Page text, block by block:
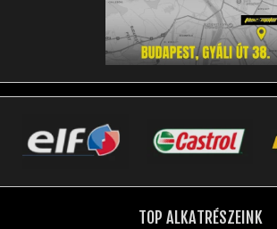
TOP ALKATRÉSZEINK